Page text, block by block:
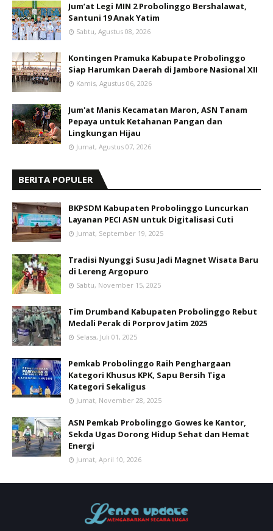
Jum’at Legi MIN 2 Probolinggo Bershalawat,
Santuni 19 Anak Yatim
Sabtu, Agustus 08, 2026
Kontingen Pramuka Kabupate Probolinggo
Siap Harumkan Daerah di Jambore Nasional XII
Kamis, Agustus 06, 2026
Jum'at Manis Kecamatan Maron, ASN Tanam
Pepaya untuk Ketahanan Pangan dan
Lingkungan Hijau
Jumat, Agustus 07, 2026
BERITA POPULER
BKPSDM Kabupaten Probolinggo Luncurkan
Layanan PECI ASN untuk Digitalisasi Cuti
Jumat, September 19, 2025
Tradisi Nyunggi Susu Jadi Magnet Wisata Baru
di Lereng Argopuro
Sabtu, November 15, 2025
Tim Drumband Kabupaten Probolinggo Rebut
Medali Perak di Porprov Jatim 2025
Selasa, Juli 01, 2025
Pemkab Probolinggo Raih Penghargaan
Kategori Khusus KPK, Sapu Bersih Tiga
Kategori Sekaligus
Jumat, November 28, 2025
ASN Pemkab Probolinggo Gowes ke Kantor,
Sekda Ugas Dorong Hidup Sehat dan Hemat
Energi
Jumat, April 10, 2026